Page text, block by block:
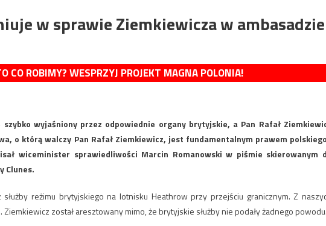
w sprawie Ziemkiewicza w ambasadzie
CO ROBIMY? WESPRZYJ PROJEKT MAGNA POLONIA!
wyjaśniony przez odpowiednie organy brytyjskie, a Pan Rafał
o którą walczy Pan Rafał Ziemkiewicz, jest fundamentalnym prawem
wiceminister sprawiedliwości Marcin Romanowski w piśmie skierowanym
Clunes.
służby reżimu brytyjskiego na lotnisku Heathrow przy przejściu granicznym. Z
został aresztowany mimo, że brytyjskie służby nie podały żadnego